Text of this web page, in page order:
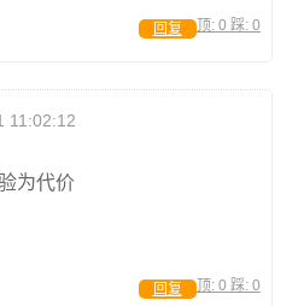
顶: 0 踩: 0
回复
11:02:12
为代价
顶: 0 踩: 0
回复